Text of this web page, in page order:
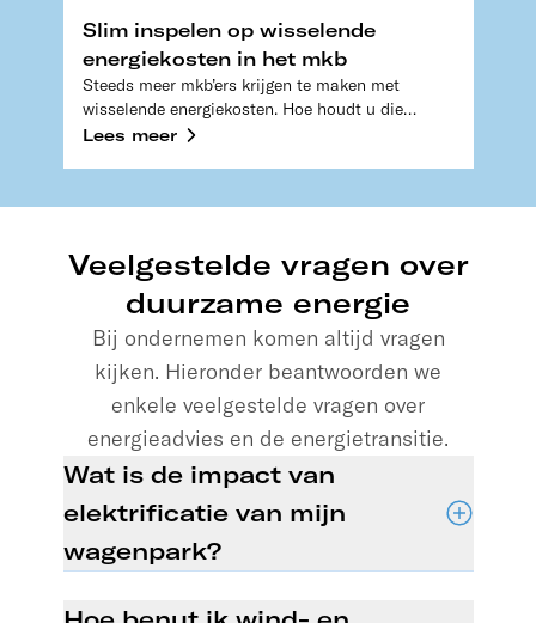
Slim inspelen op wisselende
energiekosten in het mkb
Steeds meer mkb’ers krijgen te maken met
wisselende energiekosten. Hoe houdt u die
kosten in de hand en maakt u de juiste
Lees meer
Veelgestelde vragen over
duurzame energie
Bij ondernemen komen altijd vragen
kijken. Hieronder beantwoorden we
enkele veelgestelde vragen over
energieadvies en de energietransitie.
Wat is de impact van
elektrificatie van mijn
wagenpark?
verplicht vanaf 2035. De impact is groot. Denk aan